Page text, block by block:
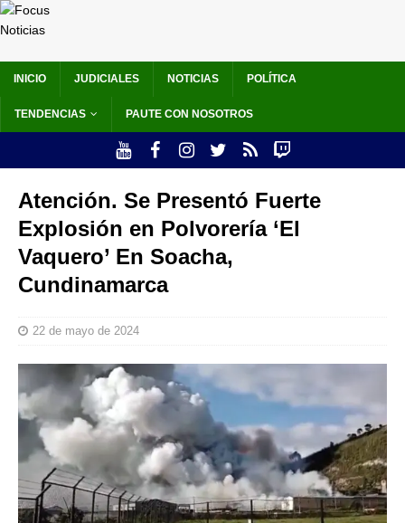
INICIO JUDICIALES NOTICIAS POLÍTICA
TENDENCIAS PAUTE CON NOSOTROS
Atención. Se Presentó Fuerte
Explosión en Polvorería ‘El
Vaquero’ En Soacha,
Cundinamarca
22 de mayo de 2024